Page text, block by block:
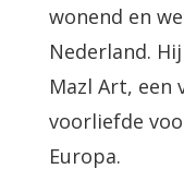
wonend en
Nederland.
Mazl Art, een
voorliefde
Europa.